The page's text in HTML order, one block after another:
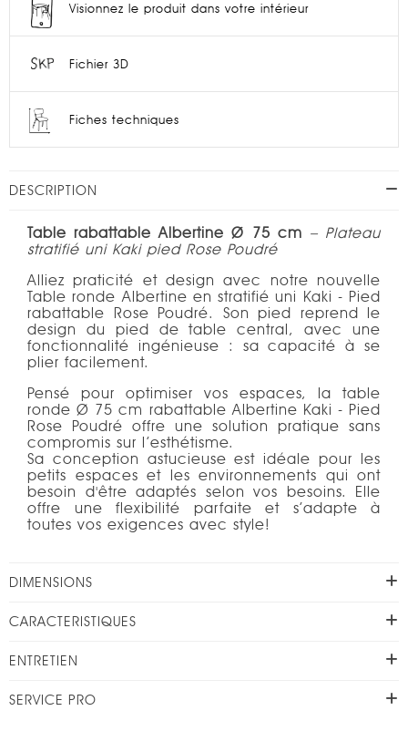
Visionnez le produit dans votre intérieur
Fichier 3D
Fiches techniques
DESCRIPTION
Table rabattable Albertine Ø 75 cm – Plateau
stratifié uni Kaki pied Rose Poudré
Alliez praticité et design avec notre nouvelle
Table ronde Albertine en stratifié uni Kaki - Pied
rabattable Rose Poudré. Son pied reprend le
design du pied de table central, avec une
fonctionnalité ingénieuse : sa capacité à se
plier facilement.
Pensé pour optimiser vos espaces, la table
ronde Ø 75 cm rabattable Albertine Kaki - Pied
Rose Poudré offre une solution pratique sans
compromis sur l’esthétisme.
Sa conception astucieuse est idéale pour les
petits espaces et les environnements qui ont
besoin d'être adaptés selon vos besoins. Elle
offre une flexibilité parfaite et s’adapte à
toutes vos exigences avec style!
DIMENSIONS
CARACTERISTIQUES
ENTRETIEN
SERVICE PRO